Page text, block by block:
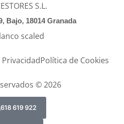
S.L.
Bajo, 18014 Granada
Política de Cookies
© 2026
618 619 922